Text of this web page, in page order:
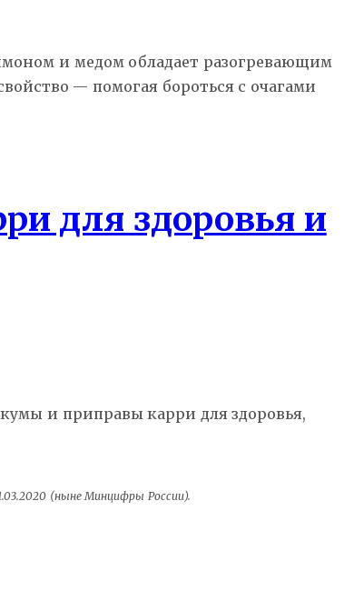
и медом обладает разогревающим
— помогая бороться с очагами
для здоровья и
и приправы карри для здоровья,
(ныне Минцифры России).